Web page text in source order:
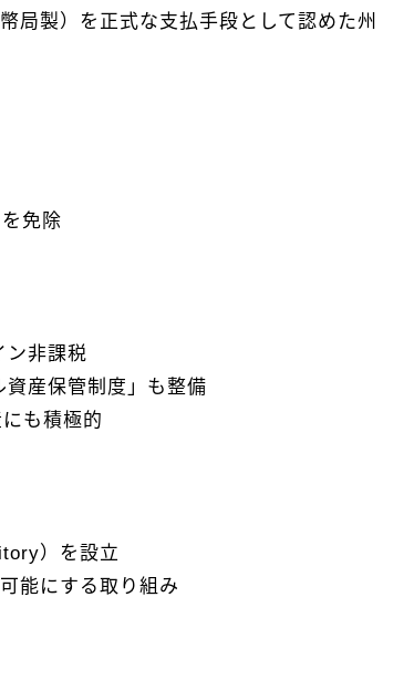
局製）を正式な支払手段として認めた州
免除
ン非課税
産保管制度」も整備
も積極的
）を設立
能にする取り組み